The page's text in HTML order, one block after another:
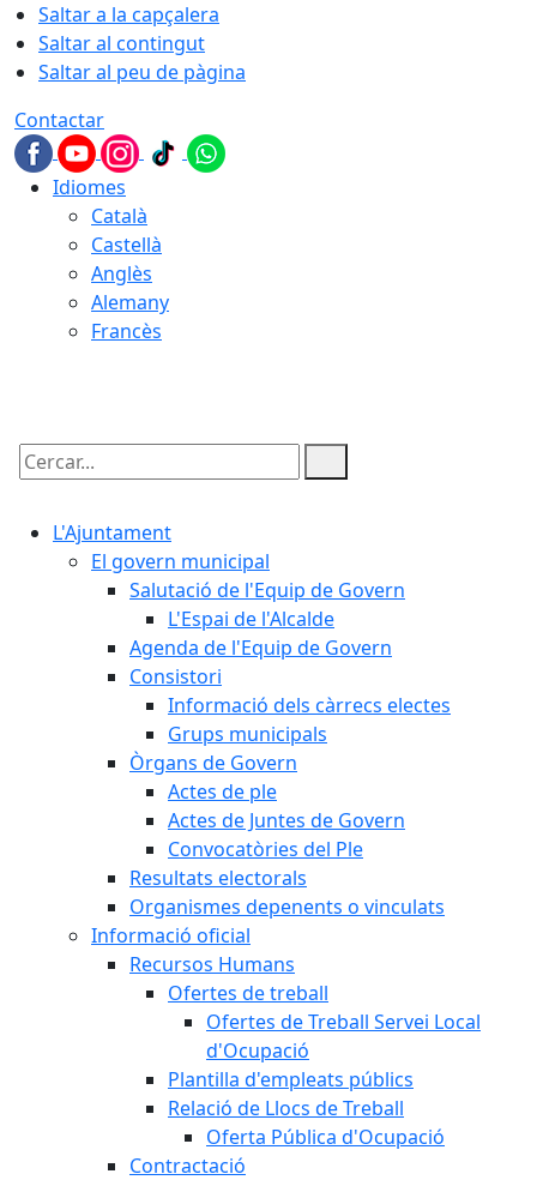
Saltar a la capçalera
Saltar al contingut
Saltar al peu de pàgina
Contactar
Idiomes
Català
Castellà
Anglès
Alemany
Francès
Cercar:
L'Ajuntament
El govern municipal
Salutació de l'Equip de Govern
L'Espai de l'Alcalde
Agenda de l'Equip de Govern
Consistori
Informació dels càrrecs electes
Grups municipals
Òrgans de Govern
Actes de ple
Actes de Juntes de Govern
Convocatòries del Ple
Resultats electorals
Organismes depenents o vinculats
Informació oficial
Recursos Humans
Ofertes de treball
Ofertes de Treball Servei Local
d'Ocupació
Plantilla d'empleats públics
Relació de Llocs de Treball
Oferta Pública d'Ocupació
Contractació